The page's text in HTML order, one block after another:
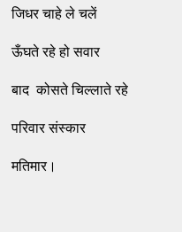
जिधर चाहे ले चलें
ऊँघते रहे हो सवार
बाद कोसते चिल्लाते रहे
परिवार संस्कार
मतिमार।